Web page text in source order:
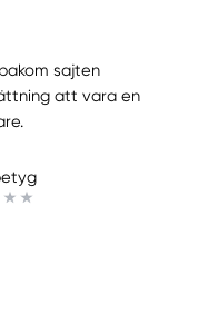
sajten
att vara en